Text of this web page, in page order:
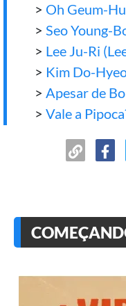
> Oh Geum-
> Seo Young-
> Lee Ju-Ri
> Kim Do-
> Apesar de
> Vale a